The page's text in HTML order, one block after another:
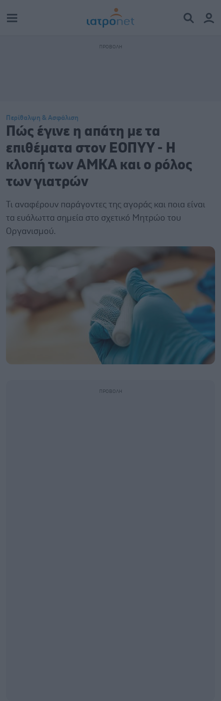
Περίθαλψη & Ασφάλιση
Πώς έγινε η απάτη με τα
επιθέματα στον ΕΟΠΥΥ - Η
κλοπή των ΑΜΚΑ και ο ρόλος
των γιατρών
Τι αναφέρουν παράγοντες της αγοράς και ποια είναι
τα ευάλωττα σημεία στο σχετικό Μητρώο του
Οργανισμού.